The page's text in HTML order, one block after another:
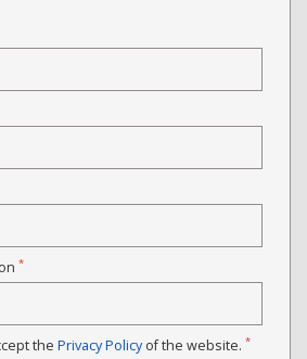
*
the Privacy Policyof the website. *